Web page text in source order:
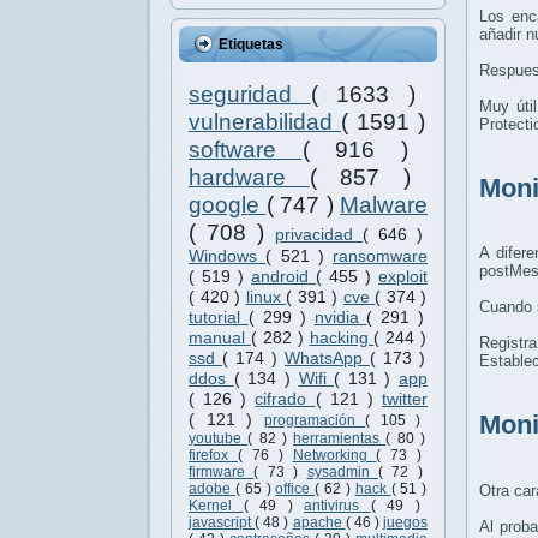
Etiquetas
seguridad ( 1633 )
vulnerabilidad ( 1591 )
software ( 916 )
hardware ( 857 )
google ( 747 ) Malware
( 708 )
privacidad ( 646 )
Windows ( 521 ) ransomware
( 519 ) android ( 455 ) exploit
( 420 ) linux ( 391 ) cve ( 374 )
tutorial ( 299 ) nvidia ( 291 )
manual ( 282 ) hacking ( 244 )
ssd ( 174 ) WhatsApp ( 173 )
ddos ( 134 ) Wifi ( 131 ) app
( 126 )cifrado ( 121 )twitter
( 121 ) programación( 105 )
youtube( 82 ) herramientas( 80 )
firefox ( 76 ) Networking( 73 )
firmware( 73 ) sysadmin ( 72 )
adobe ( 65 )office( 62 ) hack ( 51 )
Kernel ( 49 ) antivirus ( 49 )
javascript( 48 ) apache ( 46 ) juegos
Los
añadir
Muy
A
Otra
Al